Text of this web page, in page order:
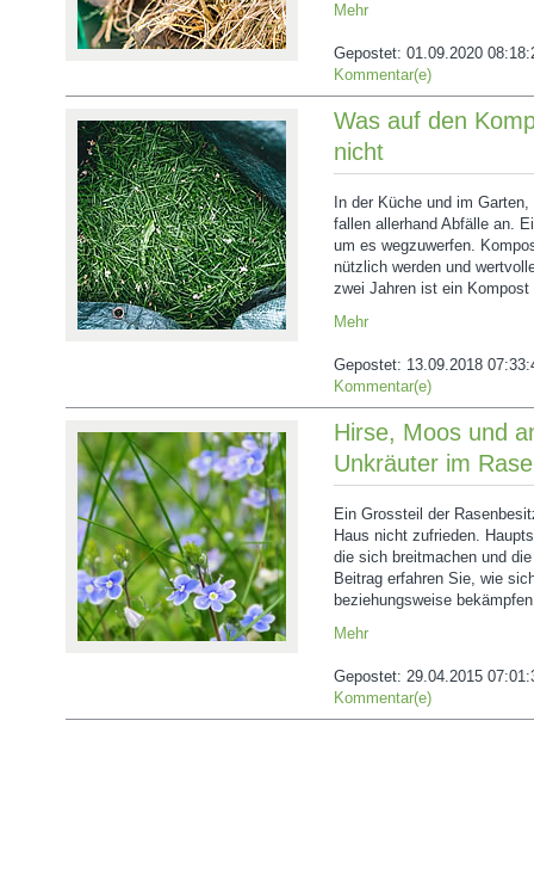
Mehr
Gepostet: 01.09.2020
Kommentar(e)
Was auf den
nicht
In der Küche und im
fallen allerhand Abfälle an.
um es wegzuwerfen.
nützlich werden und
zwei Jahren ist ein Kompost
Mehr
Gepostet: 13.09.2018
Kommentar(e)
Hirse, Moos und
Unkräuter im
Ein Grossteil der
Haus nicht zufrieden.
die sich breitmachen und
Beitrag erfahren Sie, wie
beziehungsweise
Mehr
Gepostet: 29.04.2015
Kommentar(e)